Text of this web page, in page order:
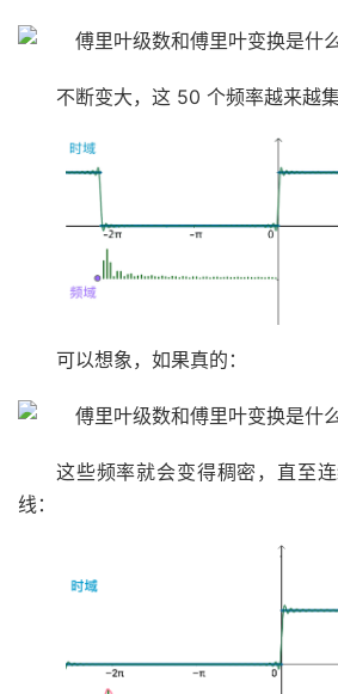
不断变大，这 50 个频率越来越集
可以想象，如果真的：
这些频率就会变得稠密，直至
线：